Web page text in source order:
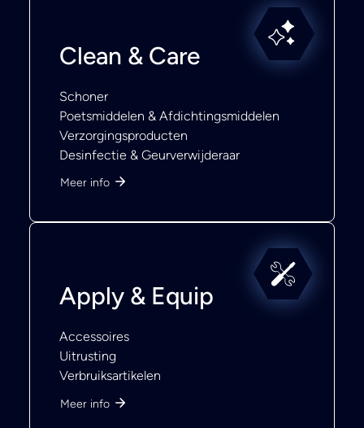
Clean & Care
Schoner
Poetsmiddelen & Afdichtingsmiddelen
Verzorgingsproducten
Desinfectie & Geurverwijderaar
Meer info
Apply & Equip
Accessoires
Uitrusting
Verbruiksartikelen
Meer info